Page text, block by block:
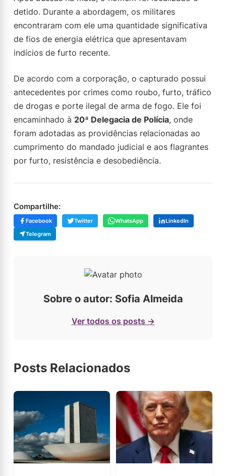
detido. Durante a abordagem, os militares
encontraram com ele uma quantidade significativa
de fios de energia elétrica que apresentavam
indícios de furto recente.
De acordo com a corporação, o capturado possui
antecedentes por crimes como roubo, furto, tráfico
de drogas e porte ilegal de arma de fogo. Ele foi
encaminhado à 20ª Delegacia de Polícia, onde
foram adotadas as providências relacionadas ao
cumprimento do mandado judicial e aos flagrantes
por furto, resistência e desobediência.
Compartilhe:
Facebook Twitter WhatsApp
LinkedIn
Telegram
Sobre o autor: Sofia Almeida
Ver todos os posts →
Posts Relacionados